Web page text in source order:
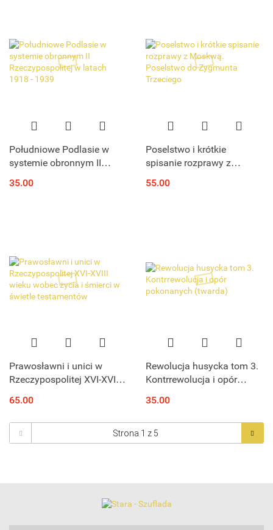
Południowe Podlasie w
systemie obronnym II
1918 - 1939
35.00
Poselstwo i krótkie
spisanie rozprawy z
Zygmunta Trzeciego
55.00
Prawosławni i unici w
Rzeczypospolitej XVI-XVIII
śmierci w świetle
testamentów
65.00
Rewolucja husycka tom 3.
Kontrrewolucja i opór
35.00